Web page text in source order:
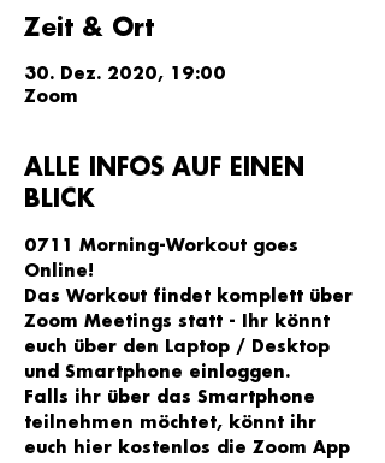
Zeit & Ort
30. Dez. 2020, 19:00
Zoom
ALLE INFOS AUF EINEN
BLICK
0711 Morning-Workout goes
Online!
Das Workout findet komplett über
Zoom Meetings statt - Ihr könnt
euch über den Laptop / Desktop
und Smartphone einloggen.
Falls ihr über das Smartphone
teilnehmen möchtet, könnt ihr
euch hier kostenlos die Zoom App